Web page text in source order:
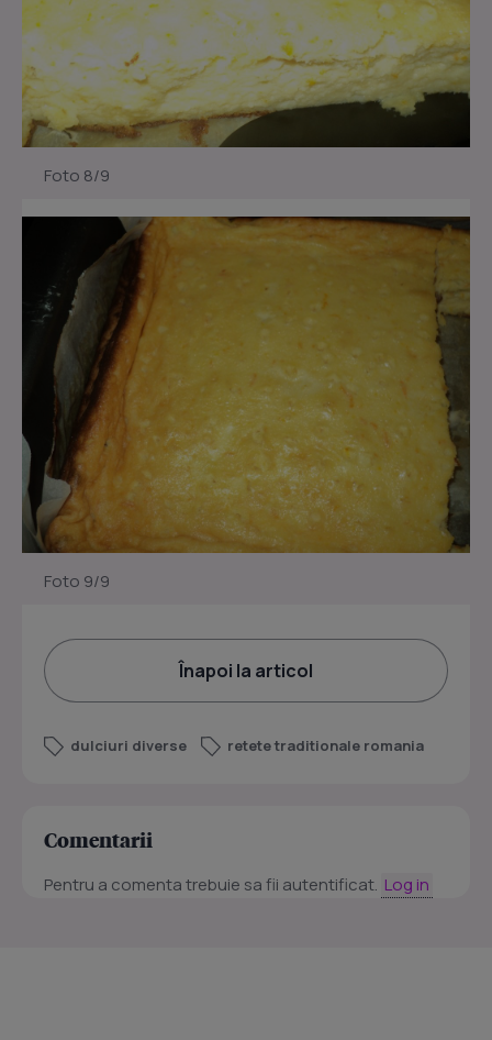
Foto 8/9
Foto 9/9
Înapoi la articol
dulciuri diverse retete traditionale romania
Comentarii
Pentru a comenta trebuie sa fii autentificat. Log in